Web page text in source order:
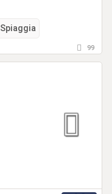
Spiaggia
99